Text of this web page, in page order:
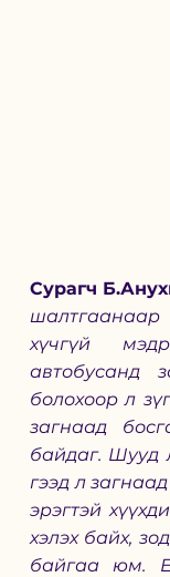
Сурагч
хүчгүй
автобусанд
болохоор л
загнаад
байдаг. Шууд
гээд л
эрэгтэй
хэлэх байх,
байгаа юм.